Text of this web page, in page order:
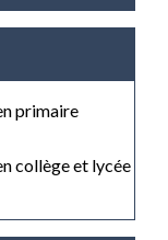
primaire
collège et lycée